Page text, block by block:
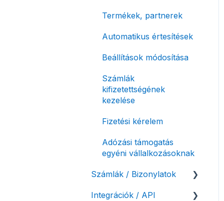
Termékek, partnerek
Automatikus értesítések
Beállítások módosítása
Számlák
kifizetettségének
kezelése
Fizetési kérelem
Adózási támogatás
egyéni vállalkozásoknak
Számlák / Bizonylatok
Sztornó-, és helyesbítő
Integrációk / API